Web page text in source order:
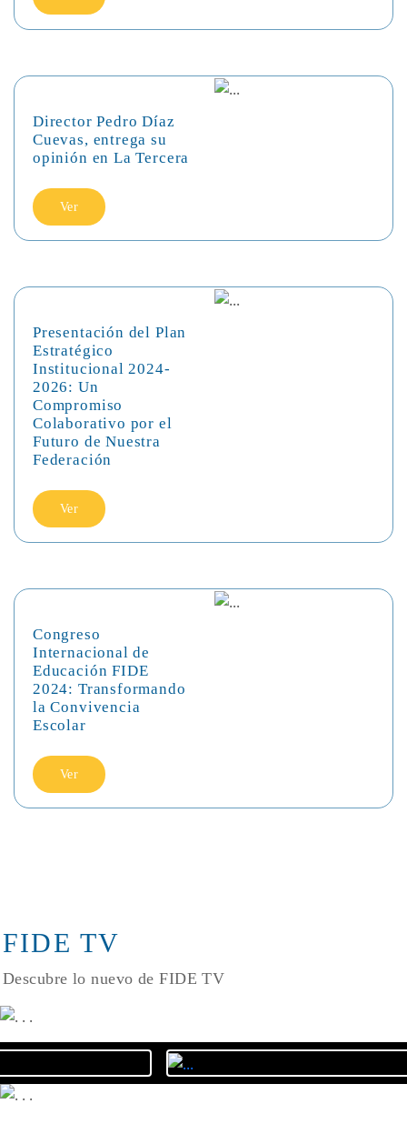
Director Pedro Díaz
Cuevas, entrega su
opinión en La Tercera
Ver
Presentación del Plan
Estratégico
Institucional 2024-
2026: Un
Compromiso
Colaborativo por el
Futuro de Nuestra
Federación
Ver
Congreso
Internacional de
Educación FIDE
2024: Transformando
la Convivencia
Escolar
Ver
FIDE TV
Descubre lo nuevo de FIDE TV